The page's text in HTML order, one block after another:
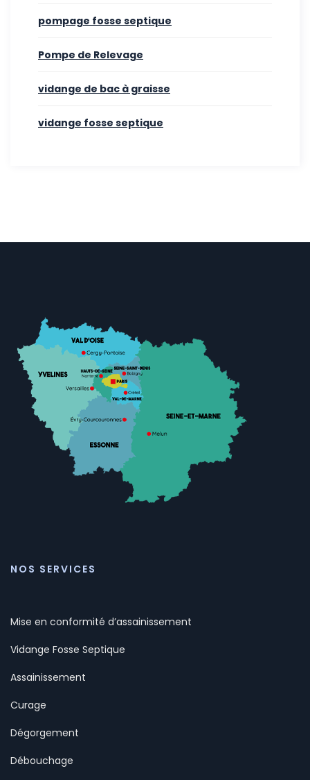
pompage fosse septique
Pompe de Relevage
vidange de bac à graisse
vidange fosse septique
NOS SERVICES
Mise en conformité d’assainissement
Vidange Fosse Septique
Assainissement
Curage
Dégorgement
Débouchage